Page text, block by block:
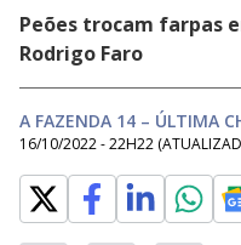
Peões trocam farpas
Rodrigo Faro
A FAZENDA 14 – ÚLTIMA
16/10/2022 - 22H22